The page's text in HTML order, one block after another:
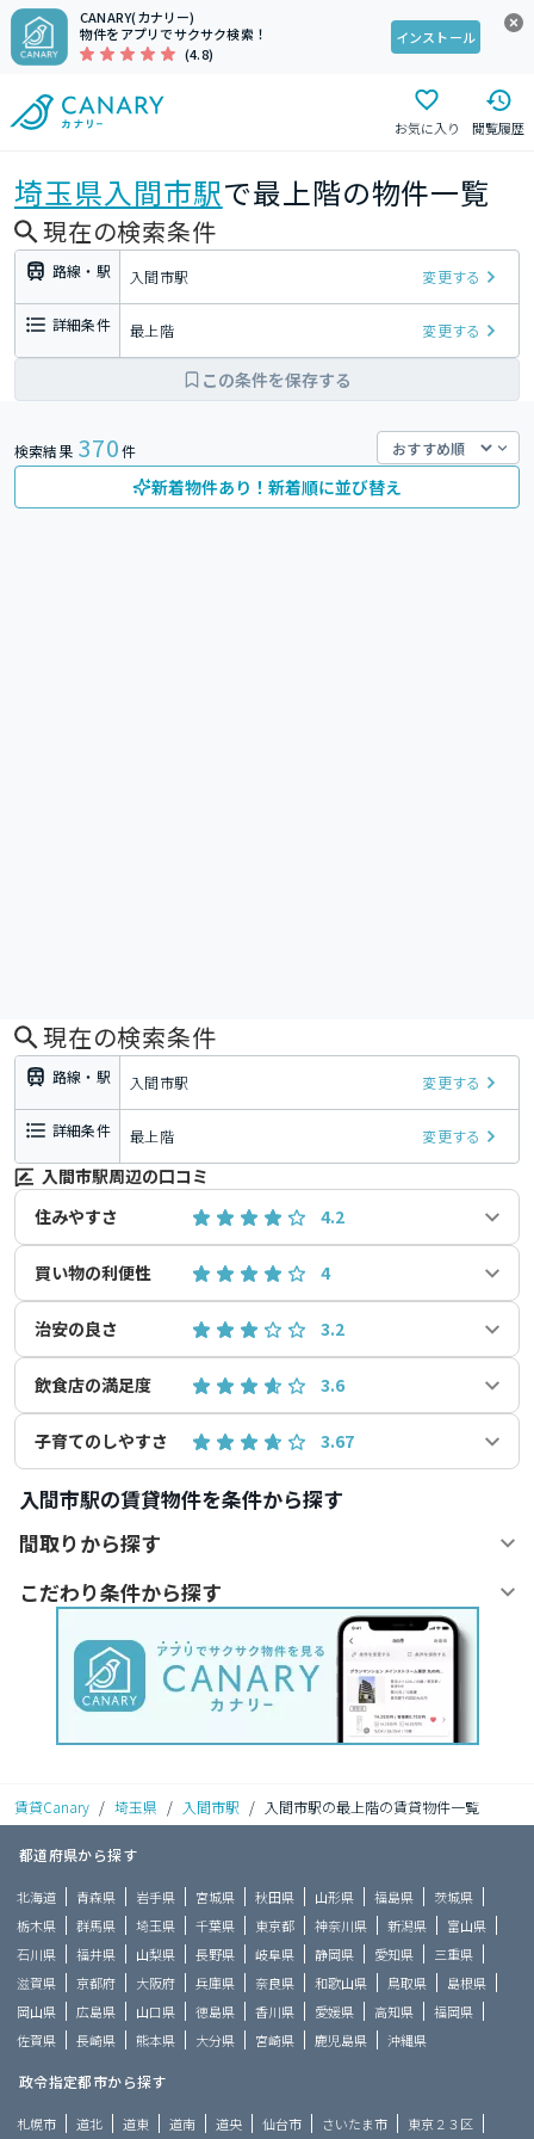
CANARY(カナリー)
物件をアプリでサクサク検索！
(4.8)
インストール
お気に入り 閲覧履歴
埼玉県入間市駅で最上階の物件一覧
現在の検索条件
路線・駅 入間市駅 変更する
詳細条件 最上階 変更する
この条件を保存する
検索結果 370件
新着物件あり！新着順に並び替え
現在の検索条件
路線・駅 入間市駅 変更する
詳細条件 最上階 変更する
入間市駅周辺の口コミ
住みやすさ
4.2
買い物の利便性 4
治安の良さ 3.2
飲食店の満足度 3.6
子育てのしやすさ 3.67
入間市駅の賃貸物件を条件から探す
間取りから探す
こだわり条件から探す
賃貸Canary / 埼玉県 / 入間市駅 / 入間市駅の最上階の賃貸物件一覧
都道府県から探す
北海道 青森県 岩手県 宮城県 秋田県 山形県 福島県
茨城県
栃木県
群馬県 埼玉県 千葉県 東京都 神奈川県 新潟県
富山県
石川県
福井県 山梨県 長野県 岐阜県 静岡県 愛知県
三重県
滋賀県
京都府 大阪府 兵庫県 奈良県 和歌山県 鳥取県
島根県
岡山県
広島県 山口県 徳島県 香川県 愛媛県 高知県
福岡県
佐賀県
長崎県 熊本県 大分県 宮崎県 鹿児島県 沖縄県
政令指定都市から探す
札幌市 道北 道東 道南 道央 仙台市 さいたま市 東京２３区